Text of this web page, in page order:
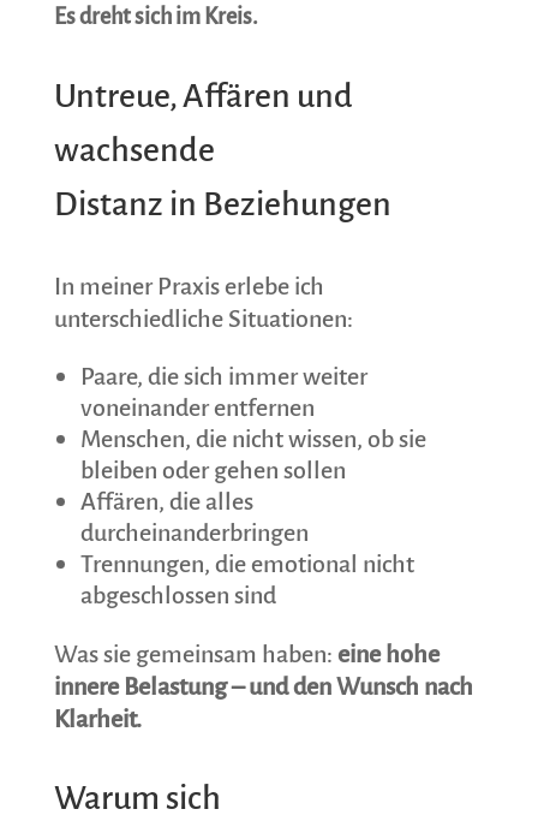
Es dreht sich im Kreis.
Untreue, Affären und
wachsende
Distanz in Beziehungen
In meiner Praxis erlebe ich
unterschiedliche Situationen:
Paare, die sich immer weiter
voneinander entfernen
Menschen, die nicht wissen, ob sie
bleiben oder gehen sollen
Affären, die alles
durcheinanderbringen
Trennungen, die emotional nicht
abgeschlossen sind
Was sie gemeinsam haben:eine hohe
innere Belastung – und den Wunsch nach
Klarheit.
Warum sich